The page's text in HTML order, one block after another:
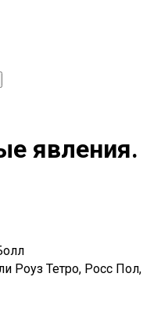
явления.
Роуз Тетро, Росс Пол,